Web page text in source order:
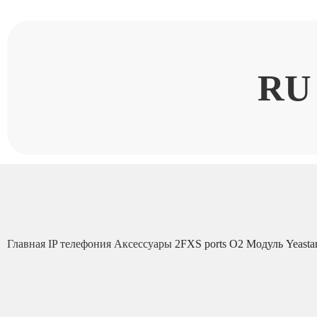
RU
Главная IP телефония Аксессуары 2FXS ports O2 Модуль